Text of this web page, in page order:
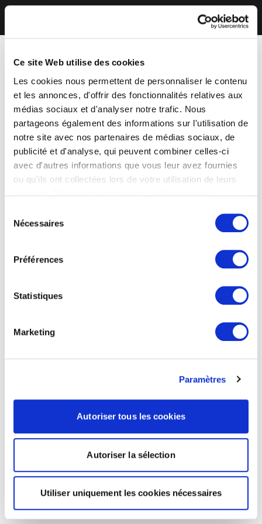
Ce site Web utilise des cookies
Les cookies nous permettent de personnaliser le contenu
et les annonces, d'offrir des fonctionnalités relatives aux
médias sociaux et d'analyser notre trafic. Nous
partageons également des informations sur l'utilisation de
notre site avec nos partenaires de médias sociaux, de
publicité et d'analyse, qui peuvent combiner celles-ci
avec d'autres informations que vous leur avez fournies
ou qu'ils ont collectées lors de votre utilisation de leurs
Nécessaires
Préférences
Statistiques
Marketing
Paramètres
Autoriser tous les cookies
Autoriser la sélection
Utiliser uniquement les cookies nécessaires